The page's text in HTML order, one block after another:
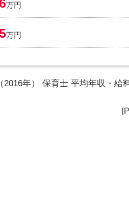
万円
万円
年） 保育士 平均年収・給